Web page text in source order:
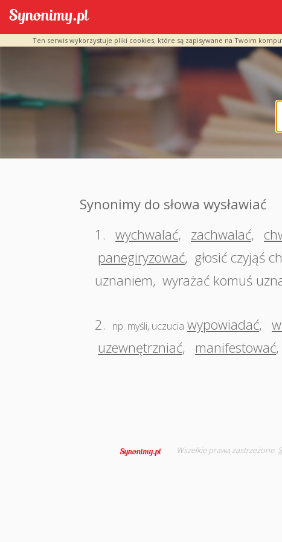
Ten serwis wykorzystuje pliki cookies, które są zapisywane na Twoim
Synonimy do słowa wysławiać
1. wychwalać, zachwalać,
panegiryzować, głosić czyjąś
uznaniem, wyrażać komuś
2. np. myśli, uczucia wypowiadać,
uzewnętrzniać, manifestować,
Wszelkie prawa zastrzeżone.